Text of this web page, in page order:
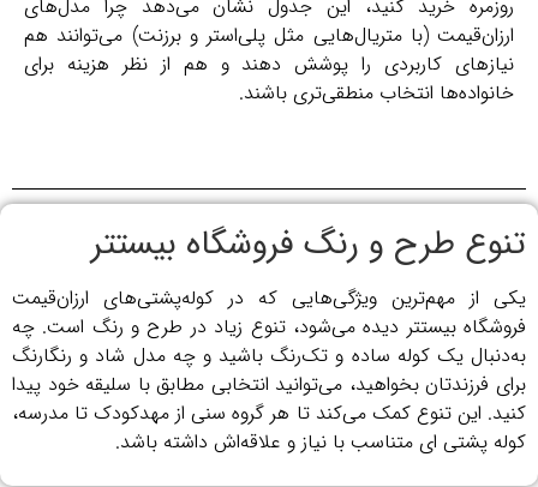
روزمره خرید کنید، این جدول نشان می‌دهد چرا مدل‌های
ارزان‌قیمت (با متریال‌هایی مثل پلی‌استر و برزنت) می‌توانند هم
نیازهای کاربردی را پوشش دهند و هم از نظر هزینه برای
خانواده‌ها انتخاب منطقی‌تری باشند.
تنوع طرح و رنگ فروشگاه بیستتر
یکی از مهم‌ترین ویژگی‌هایی که در کوله‌پشتی‌های ارزان‌قیمت
فروشگاه بیستتر دیده می‌شود، تنوع زیاد در طرح و رنگ است. چه
به‌دنبال یک کوله ساده و تک‌رنگ باشید و چه مدل شاد و رنگارنگ
برای فرزندتان بخواهید، می‌توانید انتخابی مطابق با سلیقه خود پیدا
کنید. این تنوع کمک می‌کند تا هر گروه سنی از مهدکودک تا مدرسه،
کوله‌ پشتی ای متناسب با نیاز و علاقه‌اش داشته باشد.